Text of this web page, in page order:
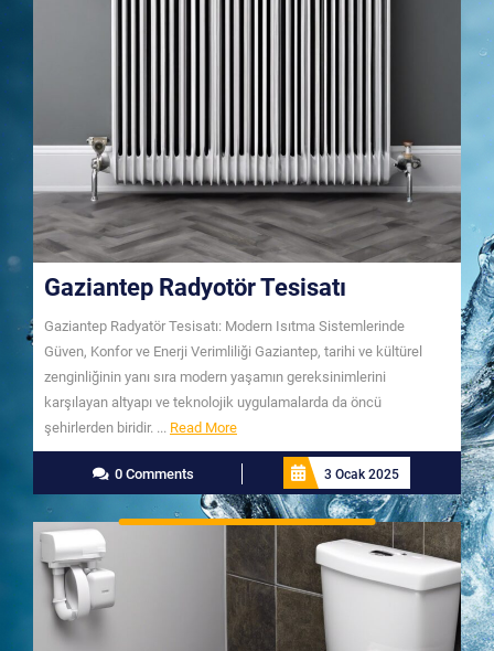
Gaziantep Radyotör Tesisatı
Gaziantep Radyatör Tesisatı: Modern Isıtma Sistemlerinde
Güven, Konfor ve Enerji Verimliliği Gaziantep, tarihi ve kültürel
zenginliğinin yanı sıra modern yaşamın gereksinimlerini
karşılayan altyapı ve teknolojik uygulamalarda da öncü
şehirlerden biridir. ... Read MoreRead
More
0 Comments
3 Ocak 2025